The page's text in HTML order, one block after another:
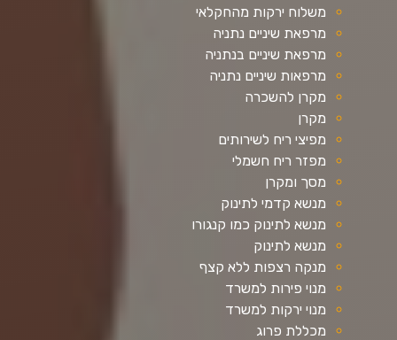
משלוח ירקות מהחקלאי
מרפאת שיניים נתניה
מרפאת שיניים בנתניה
מרפאות שיניים נתניה
מקרן להשכרה
מקרן
מפיצי ריח לשירותים
מפזר ריח חשמלי
מסך ומקרן
מנשא קדמי לתינוק
מנשא לתינוק כמו קנגורו
מנשא לתינוק
מנקה רצפות ללא קצף
מנוי פירות למשרד
מנוי ירקות למשרד
מכללת פרוג